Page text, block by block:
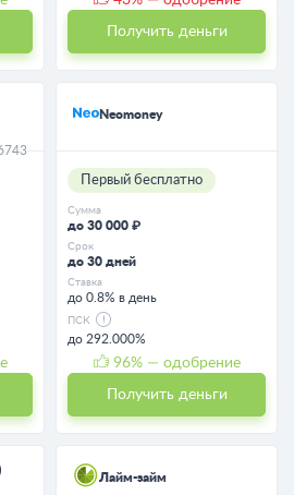
Получить деньги
Neomoney
Первый бесплатно
Сумма
до 30 000 ₽
Срок
до 30 дней
Ставка
до 0.8% в день
ПСК
до 292.000%
96% — одобрение
Получить деньги
Лайм-займ